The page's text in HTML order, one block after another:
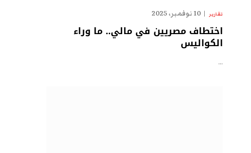
تقارير 10 نوفمبر، 2025
اختطاف مصريين في مالي.. ما وراء
الكواليس
…